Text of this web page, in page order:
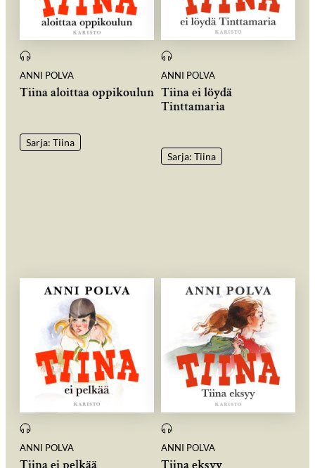
ANNI POLVA
Tiina aloittaa oppikoulun
Sarja: Tiina
ANNI POLVA
Tiina ei löydä
Tinttamaria
Sarja: Tiina
ANNI POLVA ANNI POLVA